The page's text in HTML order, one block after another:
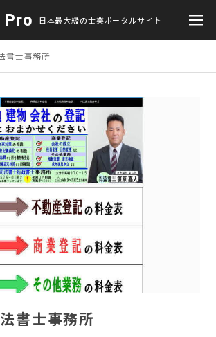
Pro 日本最大級の士業ポータルサイト
書士事務所
書士事務所